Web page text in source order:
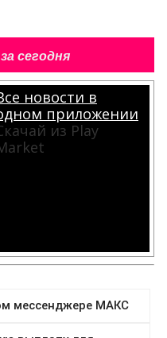
сегодня
новости в
приложении
из Play